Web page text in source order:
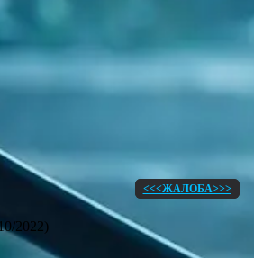
<<<ЖАЛОБА>>>
2022)